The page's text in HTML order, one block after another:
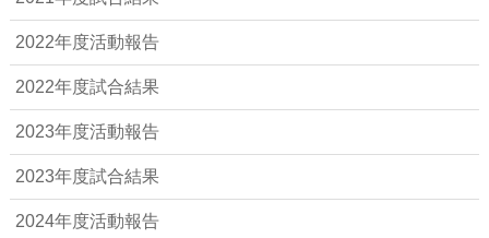
2022年度活動報告
2022年度試合結果
2023年度活動報告
2023年度試合結果
2024年度活動報告